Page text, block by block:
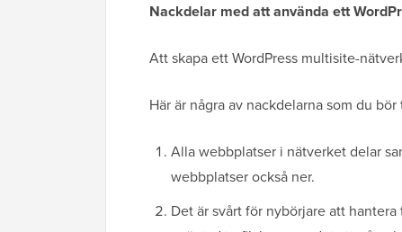
Nackdelar med att använda ett
Att skapa ett WordPress multisite-
Här är några av nackdelarna som du
Alla webbplatser i nätverket delar
webbplatser också ner.
Det är svårt för nybörjare att